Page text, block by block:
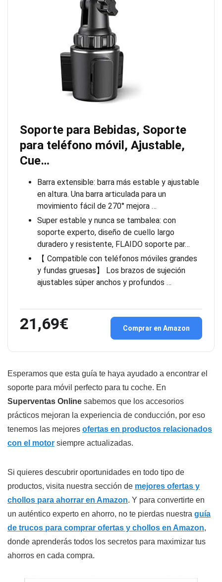
Soporte para Bebidas, Soporte
para teléfono móvil, Ajustable,
Cue…
Barra extensible: barra más estable y ajustable
en altura. Una barra articulada para un
movimiento fácil de 270° mejora …
Super estable y nunca se tambalea: con
soporte experto, diseño de cuello largo
duradero y resistente, FLAIDO soporte par…
【 Compatible con teléfonos móviles grandes
y fundas gruesas】 Los brazos de sujeción
ajustables súper anchos y profundos …
21,69€ Comprar en Amazon
Esperamos que esta guía te haya ayudado a encontrar el
soporte para móvil perfecto para tu coche. En
Superventas Online sabemos que los accesorios
prácticos mejoran la experiencia de conducción, por eso
tenemos las mejores ofertas en productos relacionados
con el motor siempre actualizadas.
Si quieres descubrir oportunidades en todo tipo de
productos, visita nuestra sección de mejores ofertas y
chollos para ahorrar en Amazon. Y para convertirte en
un auténtico experto en ahorro, no te pierdas nuestra guía
de trucos para comprar ofertas y chollos en Amazon,
donde aprenderás todos los secretos para maximizar tus
ahorros en cada compra.